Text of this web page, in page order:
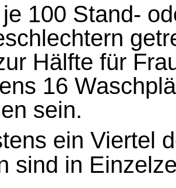
100 Stand-
Hälfte für
16
sein.
ein Viertel
sind in